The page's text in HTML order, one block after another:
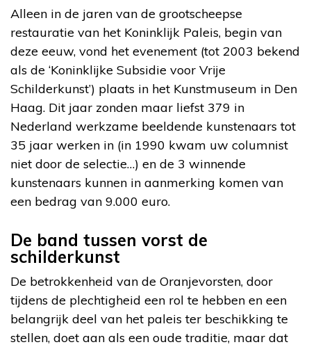
Alleen in de jaren van de grootscheepse
restauratie van het Koninklijk Paleis, begin van
deze eeuw, vond het evenement (tot 2003 bekend
als de ‘Koninklijke Subsidie voor Vrije
Schilderkunst’) plaats in het Kunstmuseum in Den
Haag. Dit jaar zonden maar liefst 379 in
Nederland werkzame beeldende kunstenaars tot
35 jaar werken in (in 1990 kwam uw columnist
niet door de selectie…) en de 3 winnende
kunstenaars kunnen in aanmerking komen van
een bedrag van 9.000 euro.
De band tussen vorst de
schilderkunst
De betrokkenheid van de Oranjevorsten, door
tijdens de plechtigheid een rol te hebben en een
belangrijk deel van het paleis ter beschikking te
stellen, doet aan als een oude traditie, maar dat